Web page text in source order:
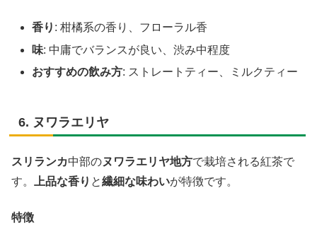
香り : 柑橘系の香り、フローラル香
味: 中庸でバランスが良い、渋み中程度
おすすめの飲み方: ストレートティー、ミルクティー
6. ヌワラエリヤ
スリランカ中部のヌワラエリヤ地方で栽培される紅茶で
す。
上品な香り と繊細な味わいが特徴です。
特徴